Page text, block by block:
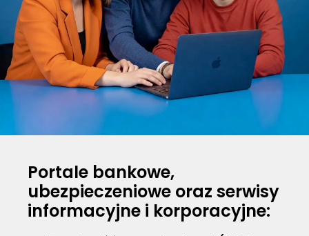
Portale bankowe,
ubezpieczeniowe oraz serwisy
informacyjne i korporacyjne: